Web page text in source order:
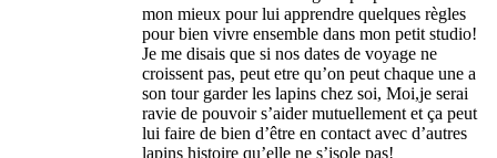
mon mieux pour lui apprendre quelques règles
pour bien vivre ensemble dans mon petit studio!
Je me disais que si nos dates de voyage ne
croissent pas, peut etre qu’on peut chaque une a
son tour garder les lapins chez soi, Moi,je serai
ravie de pouvoir s’aider mutuellement et ça peut
lui faire de bien d’être en contact avec d’autres
lapins histoire qu’elle ne s’isole pas!